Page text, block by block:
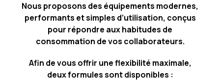
Nous proposons des équipements modernes,
performants et simples d’utilisation, conçus
pour répondre aux habitudes de
consommation de vos collaborateurs.
Afin de vous offrir une flexibilité maximale,
deux formules sont disponibles :